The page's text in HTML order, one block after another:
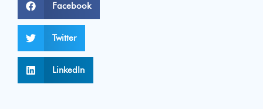
Facebook
Twitter
LinkedIn